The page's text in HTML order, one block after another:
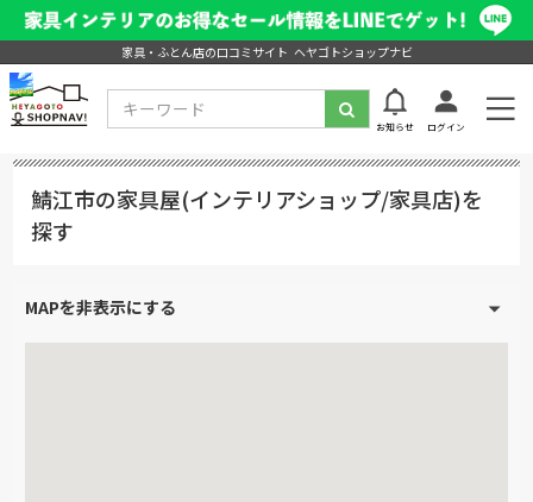
家具・ふとん店の口コミサイト ヘヤゴトショップナビ
お知らせ ログイン
鯖江市の家具屋(インテリアショップ/家具店)を
探す